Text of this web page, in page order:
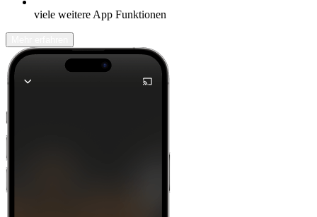
viele weitere App Funktionen